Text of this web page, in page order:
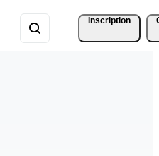
Inscription